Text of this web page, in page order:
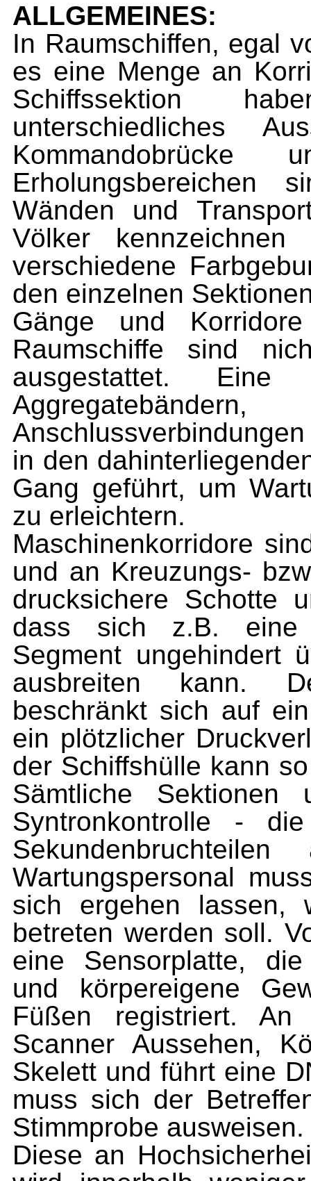
ALLGEMEINES:
In Raumschiffen, egal
es eine Menge an
Schiffssektion
unterschiedliches
Wänden und
Völker
verschiedene
den einzelnen
Gänge und
Raumschiffe sind
ausgestattet.
in den
Gang geführt, um
zu erleichtern.
Maschinenkorridore
und an Kreuzungs-
drucksichere Schotte
dass sich z.B. eine
Segment ungehindert
ausbreiten kann.
beschränkt sich auf
ein plötzlicher
der Schiffshülle kann
Sämtliche Sektionen
Syntronkontrolle -
Wartungspersonal
sich ergehen lassen,
betreten werden soll.
eine Sensorplatte,
und körpereigene
Füßen registriert.
Scanner Aussehen,
Skelett und führt eine
muss sich der
Stimmprobe ausweisen.
Diese an